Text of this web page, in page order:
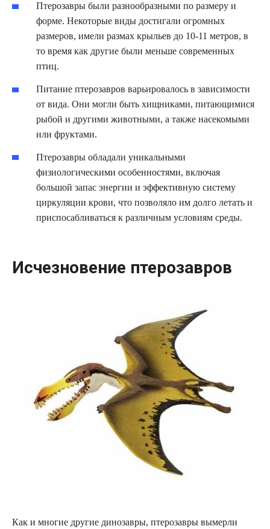
Птерозавры были разнообразными по размеру и
форме. Некоторые виды достигали огромных
размеров, имели размах крыльев до 10-11 метров, в
то время как другие были меньше современных
птиц.
Питание птерозавров варьировалось в зависимости
от вида. Они могли быть хищниками, питающимися
рыбой и другими животными, а также насекомыми
или фруктами.
Птерозавры обладали уникальными
физиологическими особенностями, включая
большой запас энергии и эффективную систему
циркуляции крови, что позволяло им долго летать и
приспосабливаться к различным условиям среды.
Исчезновение птерозавров
Как и многие другие динозавры, птерозавры вымерли